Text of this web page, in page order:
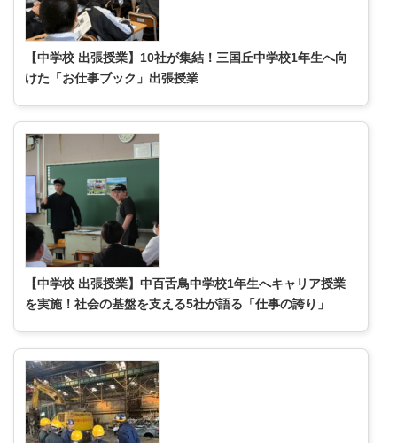
【中学校 出張授業】10社が集結！三国丘中学校1年生へ向
けた「お仕事ブック」出張授業
【中学校 出張授業】中百舌鳥中学校1年生へキャリア授業
を実施！社会の基盤を支える5社が語る「仕事の誇り」